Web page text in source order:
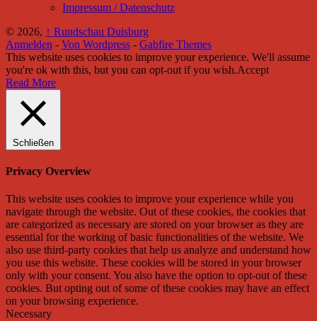
Impressum / Datenschutz
© 2026, ↑ Rundschau Duisburg
Anmelden - Von Wordpress - Gabfire Themes
This website uses cookies to improve your experience. We'll assume
you're ok with this, but you can opt-out if you wish.Accept
Read More
Schließen
Privacy Overview
This website uses cookies to improve your experience while you
navigate through the website. Out of these cookies, the cookies that
are categorized as necessary are stored on your browser as they are
essential for the working of basic functionalities of the website. We
also use third-party cookies that help us analyze and understand how
you use this website. These cookies will be stored in your browser
only with your consent. You also have the option to opt-out of these
cookies. But opting out of some of these cookies may have an effect
on your browsing experience.
Necessary